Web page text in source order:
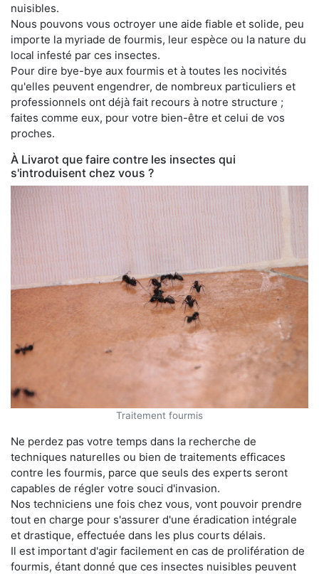
nuisibles.
Nous pouvons vous octroyer une aide fiable et solide, peu
importe la myriade de fourmis, leur espèce ou la nature du
local infesté par ces insectes.
Pour dire bye-bye aux fourmis et à toutes les nocivités
qu'elles peuvent engendrer, de nombreux particuliers et
professionnels ont déjà fait recours à notre structure ;
faites comme eux, pour votre bien-être et celui de vos
proches.
À Livarot que faire contre les insectes qui
s'introduisent chez vous ?
Traitement fourmis
Ne perdez pas votre temps dans la recherche de
techniques naturelles ou bien de traitements efficaces
contre les fourmis, parce que seuls des experts seront
capables de régler votre souci d'invasion.
Nos techniciens une fois chez vous, vont pouvoir prendre
tout en charge pour s'assurer d'une éradication intégrale
et drastique, effectuée dans les plus courts délais.
Il est important d'agir facilement en cas de prolifération de
fourmis, étant donné que ces insectes nuisibles peuvent